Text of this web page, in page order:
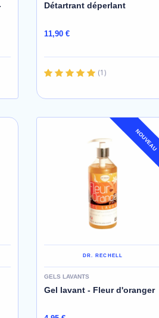
Détartrant déperlant
11,90 €
(1)
AJOUTER AU PANIER NOUVEAU
DR. RECHELL
GELS LAVANTS
Gel lavant - Fleur d'oranger